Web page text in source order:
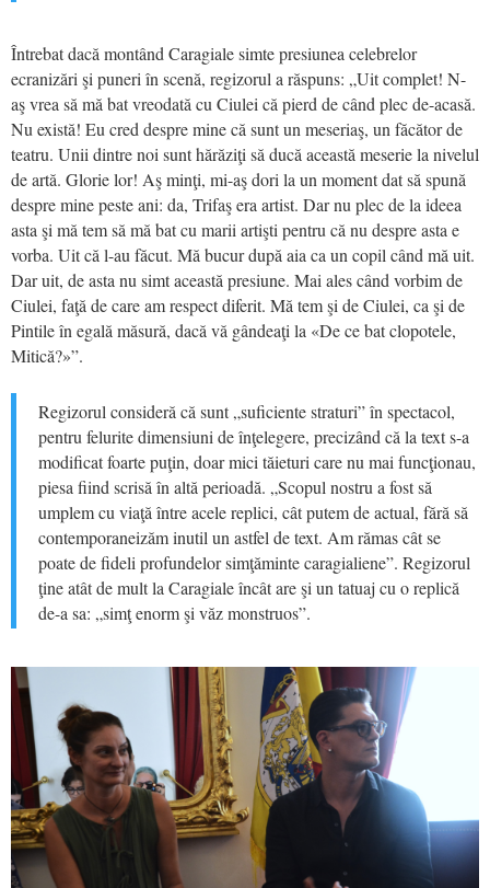
Întrebat dacă montând Caragiale simte presiunea celebrelor
ecranizări şi puneri în scenă, regizorul a răspuns: „Uit complet! N-
aş vrea să mă bat vreodată cu Ciulei că pierd de când plec de-acasă.
Nu există! Eu cred despre mine că sunt un meseriaş, un făcător de
teatru. Unii dintre noi sunt hărăziţi să ducă această meserie la nivelul
de artă. Glorie lor! Aş minţi, mi-aş dori la un moment dat să spună
despre mine peste ani: da, Trifaş era artist. Dar nu plec de la ideea
asta şi mă tem să mă bat cu marii artişti pentru că nu despre asta e
vorba. Uit că l-au făcut. Mă bucur după aia ca un copil când mă uit.
Dar uit, de asta nu simt această presiune. Mai ales când vorbim de
Ciulei, faţă de care am respect diferit. Mă tem şi de Ciulei, ca şi de
Pintile în egală măsură, dacă vă gândeaţi la «De ce bat clopotele,
Mitică?»”.
Regizorul consideră că sunt „suficiente straturi” în spectacol,
pentru felurite dimensiuni de înţelegere, precizând că la text s-a
modificat foarte puţin, doar mici tăieturi care nu mai funcţionau,
piesa fiind scrisă în altă perioadă. „Scopul nostru a fost să
umplem cu viaţă între acele replici, cât putem de actual, fără să
contemporaneizăm inutil un astfel de text. Am rămas cât se
poate de fideli profundelor simţăminte caragialiene”. Regizorul
ţine atât de mult la Caragiale încât are şi un tatuaj cu o replică
de-a sa: „simţ enorm şi văz monstruos”.